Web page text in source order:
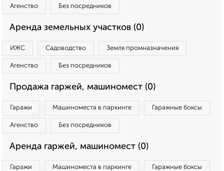
Агенство Без посредников
Аренда земельных участков (0)
ИЖС Садоводство Земля промназначения
Агенство Без посредников
Продажа гаржей, машиномест (0)
Гаражи Машиноместа в паркинге Гаражные боксы
Агенство Без посредников
Аренда гаржей, машиномест (0)
Гаражи Машиноместа в паркинге Гаражные боксы